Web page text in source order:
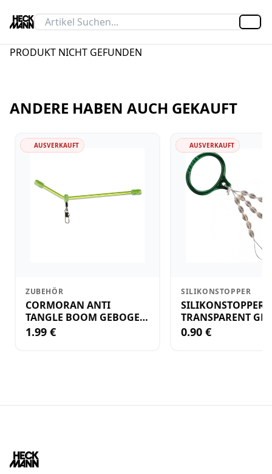
PRODUKT NICHT GEFUNDEN
ANDERE HABEN AUCH GEKAUFT
AUSVERKAUFT
ZUBEHÖR
CORMORAN ANTI
TANGLE BOOM GEBOGEN
12CM M.WIRBEL(PLASTIK)
1.99 €
AUSVERKAUFT
SILIKONSTOPPER
SILIKONSTOPPER
TRANSPARENT
KLEIN
0.90 €